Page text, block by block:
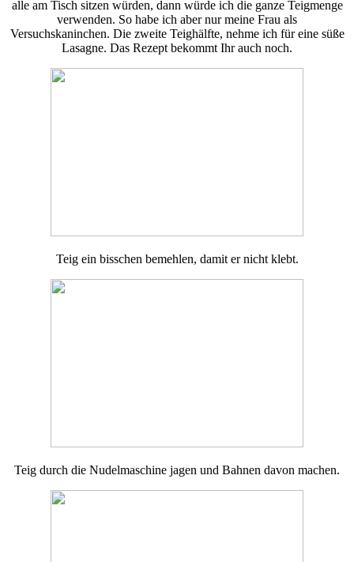
alle am Tisch sitzen würden, dann würde ich die ganze Teigmenge
verwenden. So habe ich aber nur meine Frau als
Versuchskaninchen. Die zweite Teighälfte, nehme ich für eine süße
Lasagne. Das Rezept bekommt Ihr auch noch.
Teig ein bisschen bemehlen, damit er nicht klebt.
Teig durch die Nudelmaschine jagen und Bahnen davon machen.